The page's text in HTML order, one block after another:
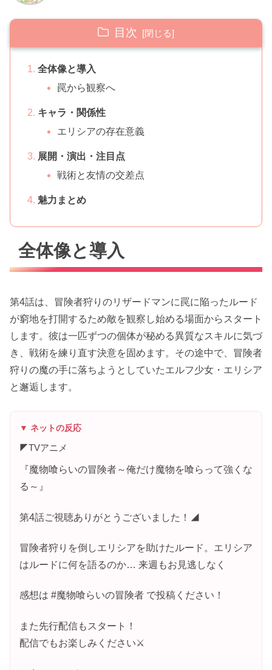
目次
全体像と導入
罠から観察へ
キャラ・関係性
エリシアの存在意義
展開・演出・注目点
戦術と友情の交差点
魅力まとめ
全体像と導入
第4話は、冒険者狩りのリザードマンに罠に陥ったルード
が窮地を打開するため敵を観察し始める場面からスタート
します。彼は一匹ずつの個体が秘める異質なスキルに気づ
き、戦術を練り直す決意を固めます。その途中で、冒険者
狩りの魔の手に落ちようとしていたエルフ少女・エリシア
と邂逅します。
▼ ネットの反応
◤TVアニメ
『魔物喰らいの冒険者～俺だけ魔物を喰らって強くな
る～』
第4話ご視聴ありがとうございました！◢
冒険者狩りを倒しエリシアを助けたルード。エリシア
はルードに何を語るのか… 来週もお見逃しなく
感想は #魔物喰らいの冒険者 で投稿ください！
また先行配信もスタート！
配信でもお楽しみください⚔